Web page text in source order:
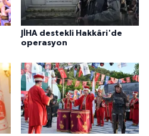
JİHA destekli Hakkâri'de
operasyon